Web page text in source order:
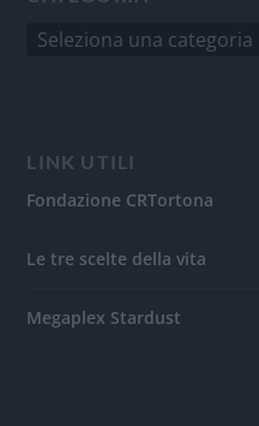
LINK UTILI
Fondazione CRTortona
Le tre scelte della vita
Megaplex Stardust